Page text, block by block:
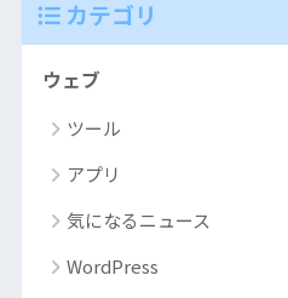
カテゴリ
ウェブ
ツール
アプリ
気になるニュース
WordPress